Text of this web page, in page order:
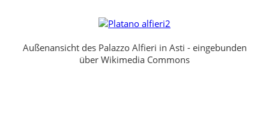
Außenansicht des Palazzo Alfieri in Asti - eingebunden
über Wikimedia Commons